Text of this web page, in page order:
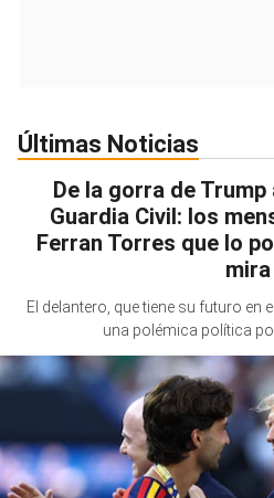
Últimas Noticias
De la gorra de
Guardia Civil: los
Ferran Torres que lo
mira
El delantero, que tiene su futuro en
una polémica política